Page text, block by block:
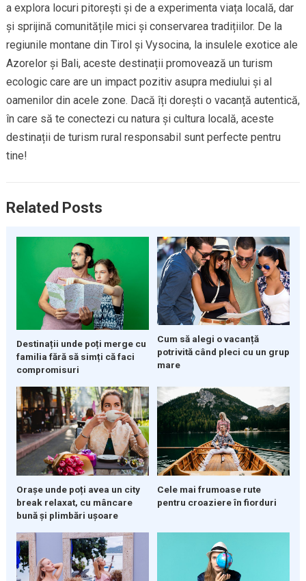
a explora locuri pitorești și de a experimenta viața locală, dar
și sprijină comunitățile mici și conservarea tradițiilor. De la
regiunile montane din Tirol și Vysocina, la insulele exotice ale
Azorelor și Bali, aceste destinații promovează un turism
ecologic care are un impact pozitiv asupra mediului și al
oamenilor din acele zone. Dacă îți dorești o vacanță autentică,
în care să te conectezi cu natura și cultura locală, aceste
destinații de turism rural responsabil sunt perfecte pentru
tine!
Related Posts
Destinații unde poți merge cu
familia fără să simți că faci
compromisuri
Cum să alegi o vacanță
potrivită când pleci cu un grup
mare
Orașe unde poți avea un city
break relaxat, cu mâncare
bună și plimbări ușoare
Cele mai frumoase rute
pentru croaziere în fiorduri